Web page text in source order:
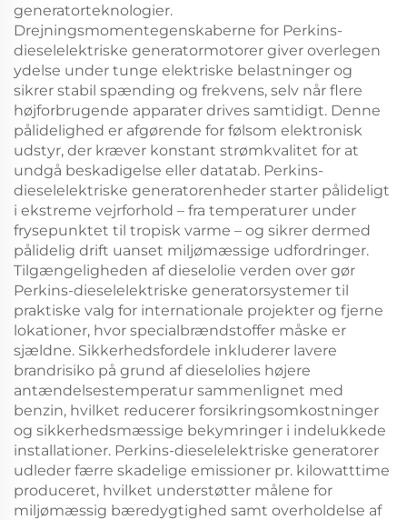
generatorteknologier.
Drejningsmomentegenskaberne for Perkins-
dieselelektriske generatormotorer giver overlegen
ydelse under tunge elektriske belastninger og
sikrer stabil spænding og frekvens, selv når flere
højforbrugende apparater drives samtidigt. Denne
pålidelighed er afgørende for følsom elektronisk
udstyr, der kræver konstant strømkvalitet for at
undgå beskadigelse eller datatab. Perkins-
dieselelektriske generatorenheder starter pålideligt
i ekstreme vejrforhold – fra temperaturer under
frysepunktet til tropisk varme – og sikrer dermed
pålidelig drift uanset miljømæssige udfordringer.
Tilgængeligheden af dieselolie verden over gør
Perkins-dieselelektriske generatorsystemer til
praktiske valg for internationale projekter og fjerne
lokationer, hvor specialbrændstoffer måske er
sjældne. Sikkerhedsfordele inkluderer lavere
brandrisiko på grund af dieselolies højere
antændelsestemperatur sammenlignet med
benzin, hvilket reducerer forsikringsomkostninger
og sikkerhedsmæssige bekymringer i indelukkede
installationer. Perkins-dieselelektriske generatorer
udleder færre skadelige emissioner pr. kilowatttime
produceret, hvilket understøtter målene for
miljømæssig bæredygtighed samt overholdelse af